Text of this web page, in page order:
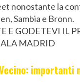
nonostante la
Sambia e Bronn.
E GODETEVI IL
MADRID
importanti